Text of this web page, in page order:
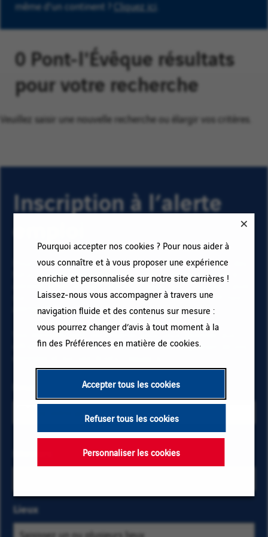
Pourquoi accepter nos cookies ? Pour nous aider à
vous connaître et à vous proposer une expérience
enrichie et personnalisée sur notre site carrières !
Laissez-nous vous accompagner à travers une
navigation fluide et des contenus sur mesure :
vous pourrez changer d’avis à tout moment à la
fin des Préférences en matière de cookies.
Accepter tous les cookies
Refuser tous les cookies
Personnaliser les cookies
même d'un continent ? Cliquez ici
0 Pont-l'Évêque résultats
pour votre recherche
Veuillez saisir une nouvelle recherche ou élargir vos critères.
Inscription à l’alerte
Pour recevoir des alertes emploi et rester informé(e) des
futurs postes à pourvoir chez VINCI, renseignez votre
adresse email et vos critères. Cliquez sur « Ajouter » puis
sur « M'abonner » et restez informé(e) en recevant nos
alertes emails !
Vos données sont nécessaires pour vous abonner aux
offres d’emploi. Pour en savoir plus sur la gestion de vos
les critères
localisation
pour trouver
les offres
les
lettres
d'une
catégorie
Lieux